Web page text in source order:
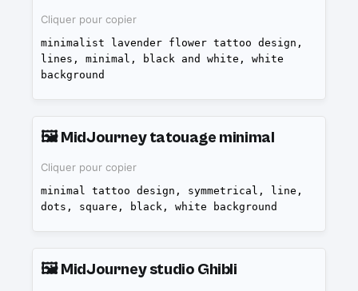
Cliquer pour copier
minimalist lavender flower tattoo design,
lines, minimal, black and white, white
background
🖼️MidJourney tatouage minimal
Cliquer pour copier
minimal tattoo design, symmetrical, line,
dots, square, black, white background
🖼️MidJourney studio Ghibli